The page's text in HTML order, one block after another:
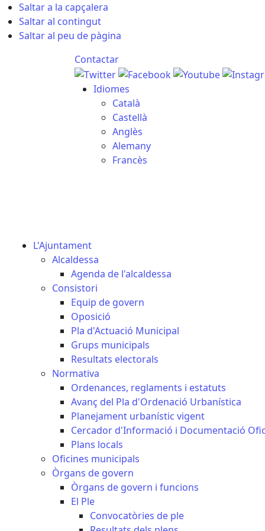
Saltar a la capçalera
Saltar al contingut
Saltar al peu de pàgina
Contactar
Idiomes
Català
Castellà
Anglès
Alemany
Francès
L'Ajuntament
Alcaldessa
Agenda de l'alcaldessa
Consistori
Equip de govern
Oposició
Pla d'Actuació Municipal
Grups municipals
Resultats electorals
Normativa
Ordenances, reglaments i estatuts
Avanç del Pla d'Ordenació Urbanística
Planejament urbanístic vigent
Cercador d'Informació i Documentació
Plans locals
Oficines municipals
Òrgans de govern
Òrgans de govern i funcions
El Ple
Convocatòries de ple